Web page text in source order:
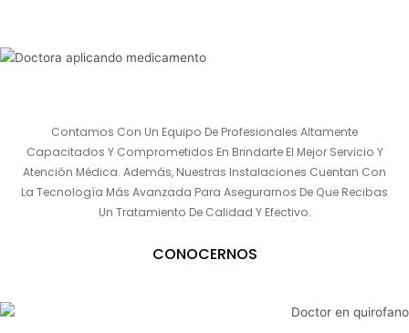
Contamos Con Un Equipo De Profesionales Altamente
Capacitados Y Comprometidos En Brindarte El Mejor Servicio Y
Atención Médica. Además, Nuestras Instalaciones Cuentan Con
La Tecnología Más Avanzada Para Asegurarnos De Que Recibas
Un Tratamiento De Calidad Y Efectivo.
CONOCERNOS